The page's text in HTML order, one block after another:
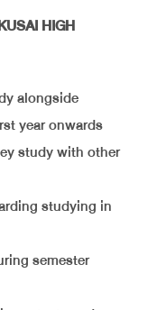
HIGH
alongside
year onwards
study with other
studying in
semester